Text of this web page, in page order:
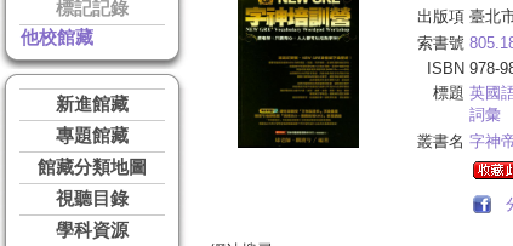
標記記錄
他校館藏
新進館藏
專題館藏
館藏分類地圖
視聽目錄
學科資源
出版項 臺北
索書號
ISBN 978-
標題 英國
詞彙
叢書名 字神